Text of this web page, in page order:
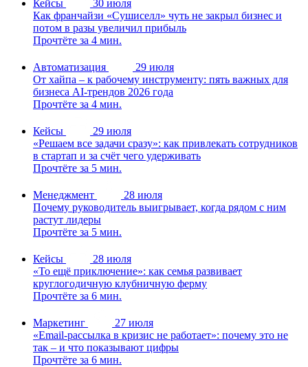
Кейсы
30 июля
Как франчайзи «Сушиселл» чуть не закрыл бизнес и
потом в разы увеличил прибыль
Прочтёте за 4 мин.
Автоматизация
29 июля
От хайпа – к рабочему инструменту: пять важных для
бизнеса AI-трендов 2026 года
Прочтёте за 4 мин.
Кейсы
29 июля
«Решаем все задачи сразу»: как привлекать сотрудников
в стартап и за счёт чего удерживать
Прочтёте за 5 мин.
Менеджмент
28 июля
Почему руководитель выигрывает, когда рядом с ним
растут лидеры
Прочтёте за 5 мин.
Кейсы
28 июля
«То ещё приключение»: как семья развивает
круглогодичную клубничную ферму
Прочтёте за 6 мин.
Маркетинг
27 июля
«Email-рассылка в кризис не работает»: почему это не
так – и что показывают цифры
Прочтёте за 6 мин.